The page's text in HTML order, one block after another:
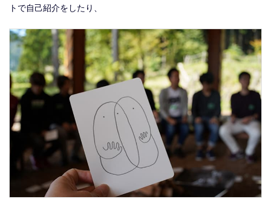
トで自己紹介をしたり、